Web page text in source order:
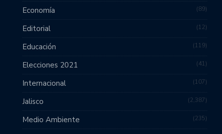
Economía 89
Editorial 12
Educación 119
Elecciones 2021 41
Internacional 107
Jalisco 2,387
Medio Ambiente 235